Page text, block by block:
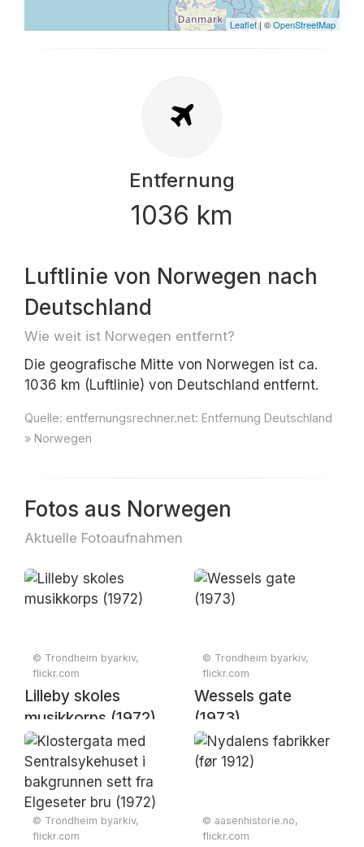
Leaflet| ©OpenStreetMap
Entfernung
1036 km
Luftlinie von Norwegen nach
Deutschland
Wie weit ist Norwegen entfernt?
Die geografische Mitte von Norwegen ist ca.
1036 km (Luftlinie) von Deutschland entfernt.
Quelle: entfernungsrechner.net: Entfernung Deutschland
» Norwegen
Fotos aus Norwegen
Aktuelle Fotoaufnahmen
© Trondheim byarkiv,
flickr.com
Lilleby skoles
musikkorps (1972)
© Trondheim byarkiv,
flickr.com
Wessels gate
(1973)
© Trondheim byarkiv,
flickr.com
© aasenhistorie.no,
flickr.com